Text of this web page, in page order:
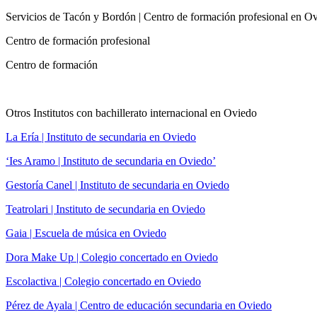
Servicios de Tacón y Bordón | Centro de formación profesional en
Centro de formación profesional
Centro de formación
Otros Institutos con bachillerato internacional en Oviedo
La Ería | Instituto de secundaria en Oviedo
‘Ies Aramo | Instituto de secundaria en Oviedo’
Gestoría Canel | Instituto de secundaria en Oviedo
Teatrolari | Instituto de secundaria en Oviedo
Gaia | Escuela de música en Oviedo
Dora Make Up | Colegio concertado en Oviedo
Escolactiva | Colegio concertado en Oviedo
Pérez de Ayala | Centro de educación secundaria en Oviedo